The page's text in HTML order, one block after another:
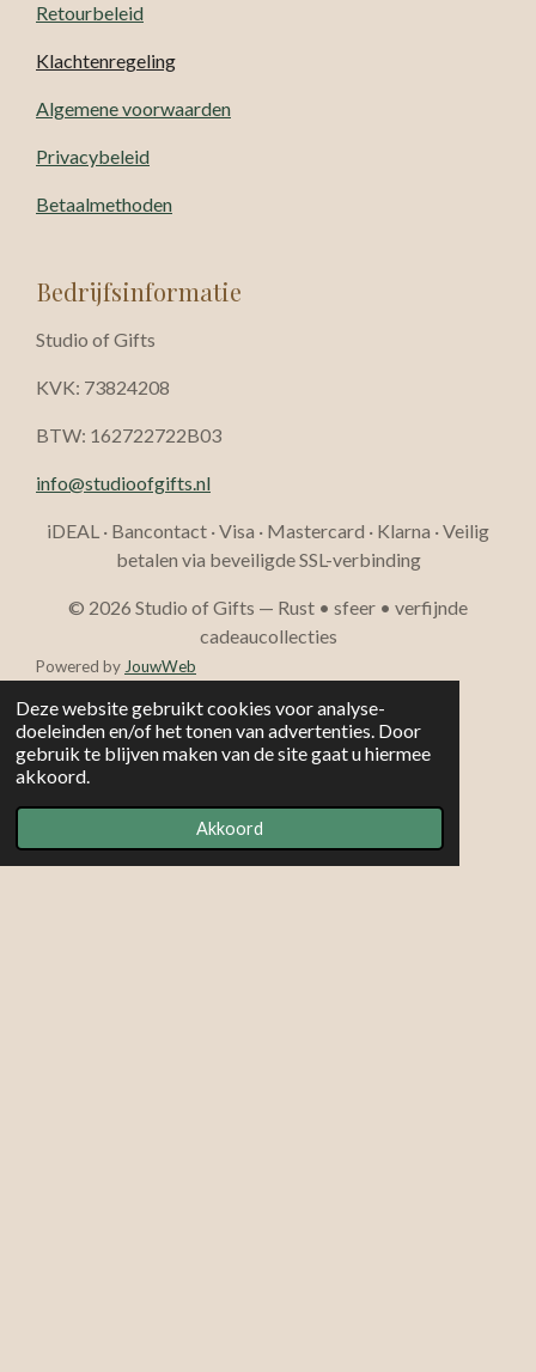
Deze website gebruikt cookies voor analyse-
doeleinden en/of het tonen van advertenties. Door
gebruik te blijven maken van de site gaat u hiermee
akkoord.
Akkoord
Retourbeleid
Klachtenregeling
Algemene voorwaarden
Privacybeleid
Betaalmethoden
Bedrijfsinformatie
Studio of Gifts
KVK: 73824208
BTW: 162722722B03
info@studioofgifts.nl
iDEAL · Bancontact · Visa · Mastercard · Klarna · Veilig
betalen via beveiligde SSL-verbinding
© 2026 Studio of Gifts — Rust • sfeer • verfijnde
cadeaucollecties
Powered by JouwWeb